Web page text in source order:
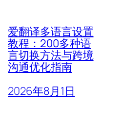
爱翻译多语言设置
教程：200多种语
言切换方法与跨境
沟通优化指南
2026年8月1日